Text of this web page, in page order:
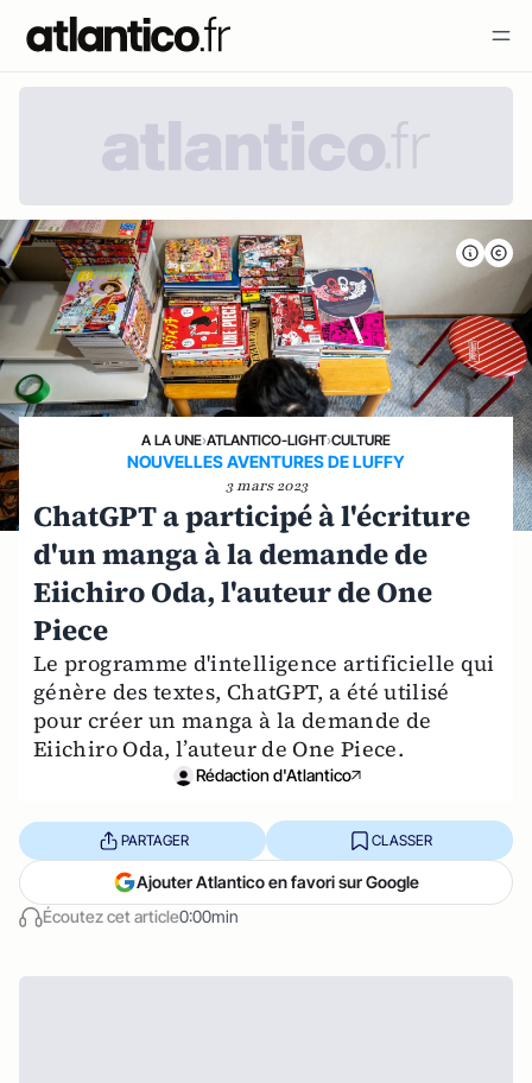
A LA UNE›ATLANTICO-LIGHT›CULTURE
NOUVELLES AVENTURES DE LUFFY
3 mars 2023
ChatGPT a participé à l'écriture
d'un manga à la demande de
Eiichiro Oda, l'auteur de One
Piece
Le programme d'intelligence artificielle qui
génère des textes, ChatGPT, a été utilisé
pour créer un manga à la demande de
Eiichiro Oda, l’auteur de One Piece.
Rédaction d'Atlantico
Écoutez cet article0:00min
PARTAGER CLASSER
Ajouter Atlantico en favori sur Google